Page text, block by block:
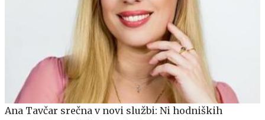
Ana Tavčar srečna v novi službi: Ni hodniških